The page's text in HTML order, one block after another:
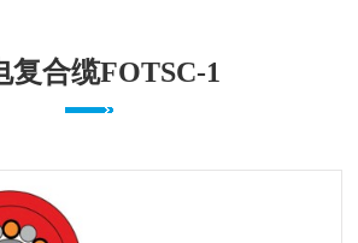
复合缆FOTSC-1